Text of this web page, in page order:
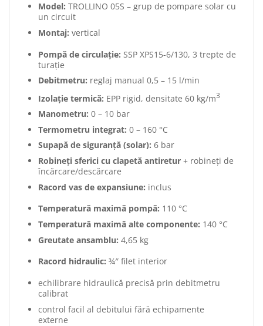
Model: TROLLINO 05S – grup de pompare solar cu
un circuit
Montaj: vertical
Pompă de circulație: SSP XPS15-6/130, 3 trepte de
turație
Debitmetru: reglaj manual 0,5 – 15 l/min
Izolație termică: EPP rigid, densitate 60 kg/m3
Manometru: 0 – 10 bar
Termometru integrat: 0 – 160 °C
Supapă de siguranță (solar): 6 bar
Robineți sferici cu clapetă antiretur+ robineți de
încărcare/descărcare
Racord vas de expansiune: inclus
Temperatură maximă pompă: 110 °C
Temperatură maximă alte componente: 140 °C
Greutate ansamblu: 4,65 kg
Racord hidraulic: ¾″ filet interior
echilibrare hidraulică precisă prin debitmetru
calibrat
control facil al debitului fără echipamente
externe